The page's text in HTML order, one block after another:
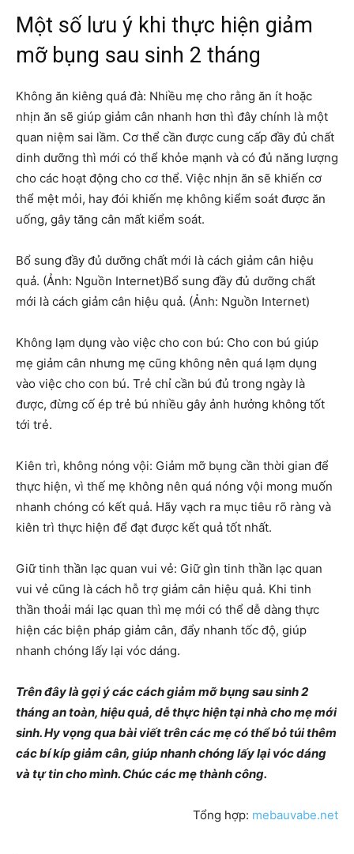
Một số lưu ý khi thực hiện giảm
mỡ bụng sau sinh 2 tháng
Không ăn kiêng quá đà: Nhiều mẹ cho rằng ăn ít hoặc
nhịn ăn sẽ giúp giảm cân nhanh hơn thì đây chính là một
quan niệm sai lầm. Cơ thể cần được cung cấp đầy đủ chất
dinh dưỡng thì mới có thể khỏe mạnh và có đủ năng lượng
cho các hoạt động cho cơ thể. Việc nhịn ăn sẽ khiến cơ
thể mệt mỏi, hay đói khiến mẹ không kiểm soát được ăn
uống, gây tăng cân mất kiểm soát.
Bổ sung đầy đủ dưỡng chất mới là cách giảm cân hiệu
quả. (Ảnh: Nguồn Internet)Bổ sung đầy đủ dưỡng chất
mới là cách giảm cân hiệu quả. (Ảnh: Nguồn Internet)
Không lạm dụng vào việc cho con bú: Cho con bú giúp
mẹ giảm cân nhưng mẹ cũng không nên quá lạm dụng
vào việc cho con bú. Trẻ chỉ cần bú đủ trong ngày là
được, đừng cố ép trẻ bú nhiều gây ảnh hưởng không tốt
tới trẻ.
Kiên trì, không nóng vội: Giảm mỡ bụng cần thời gian để
thực hiện, vì thế mẹ không nên quá nóng vội mong muốn
nhanh chóng có kết quả. Hãy vạch ra mục tiêu rõ ràng và
kiên trì thực hiện để đạt được kết quả tốt nhất.
Giữ tinh thần lạc quan vui vẻ: Giữ gìn tinh thần lạc quan
vui vẻ cũng là cách hỗ trợ giảm cân hiệu quả. Khi tinh
thần thoải mái lạc quan thì mẹ mới có thể dễ dàng thực
hiện các biện pháp giảm cân, đẩy nhanh tốc độ, giúp
nhanh chóng lấy lại vóc dáng.
Trên đây là gợi ý các cách giảm mỡ bụng sau sinh 2
tháng an toàn, hiệu quả, dễ thực hiện tại nhà cho mẹ mới
sinh. Hy vọng qua bài viết trên các mẹ có thể bỏ túi thêm
các bí kíp giảm cân, giúp nhanh chóng lấy lại vóc dáng
và tự tin cho mình. Chúc các mẹ thành công.
Tổng hợp: mebauvabe.net